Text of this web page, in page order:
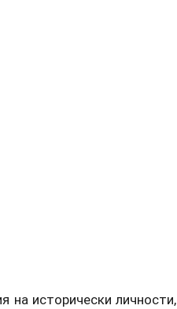
на исторически личности,